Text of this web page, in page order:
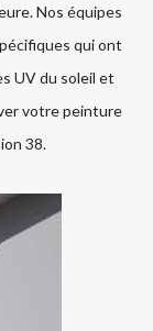
Nos équipes
qui ont
UV du soleil et
votre peinture
38.